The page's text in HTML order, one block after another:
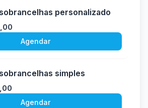
personalizado
Agendar
simples
Agendar